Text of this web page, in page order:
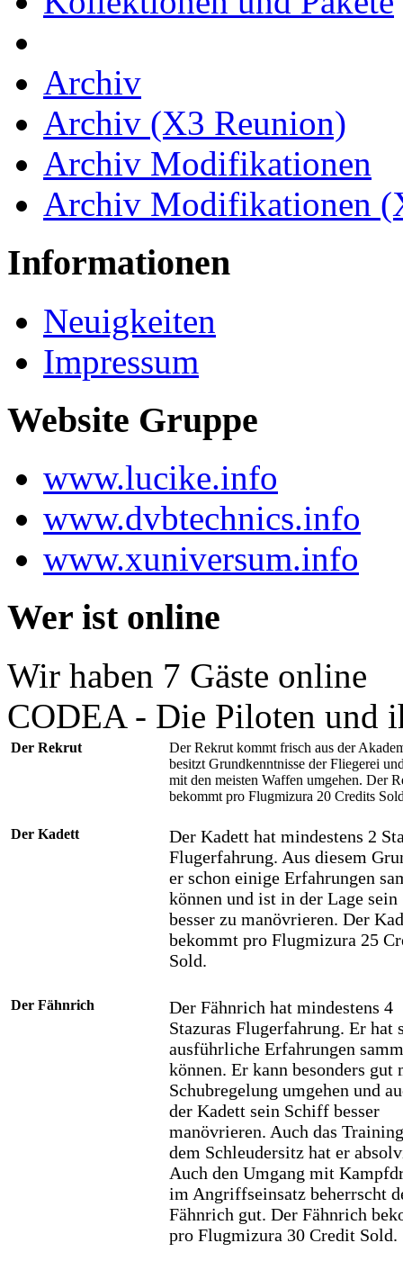
Archiv
Archiv (X3 Reunion)
Archiv Modifikationen
Archiv Modifikationen
Informationen
Neuigkeiten
Impressum
Website Gruppe
www.lucike.info
www.dvbtechnics.info
www.xuniversum.info
Wer ist online
Wir haben 7 Gäste online
CODEA - Die Piloten und
Der Rekrut
Der Rekrut kommt frisch aus der
besitzt Grundkenntnisse der Fliegerei
mit den meisten Waffen umgehen. Der
bekommt pro Flugmizura 20 Credits
Der Kadett
Der Kadett hat mindestens 2
Flugerfahrung. Aus diesem
er schon einige Erfahrungen
können und ist in der Lage
besser zu manövrieren. Der
bekommt pro Flugmizura 25
Sold.
Der Fähnrich
Der Fähnrich hat mindestens 4
Stazuras Flugerfahrung. Er hat
ausführliche Erfahrungen
können. Er kann besonders gut
Schubregelung umgehen und
der Kadett sein Schiff besser
manövrieren. Auch das
dem Schleudersitz hat er
Auch den Umgang mit
im Angriffseinsatz beherrscht
Fähnrich gut. Der Fähnrich
pro Flugmizura 30 Credit Sold.